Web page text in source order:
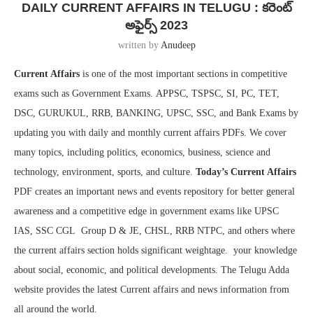
DAILY CURRENT AFFAIRS IN TELUGU : కరెంట్
అఫైర్స్ 2023
written by Anudeep
Current Affairs is one of the most important sections in competitive
exams such as Government Exams. APPSC, TSPSC, SI, PC, TET,
DSC, GURUKUL, RRB, BANKING, UPSC, SSC, and Bank Exams by
updating you with daily and monthly current affairs PDFs. We cover
many topics, including politics, economics, business, science and
technology, environment, sports, and culture. Today’s Current Affairs
PDF creates an important news and events repository for better general
awareness and a competitive edge in government exams like UPSC
IAS, SSC CGL Group D & JE, CHSL, RRB NTPC, and others where
the current affairs section holds significant weightage. your knowledge
about social, economic, and political developments. The Telugu Adda
website provides the latest Current affairs and news information from
all around the world.